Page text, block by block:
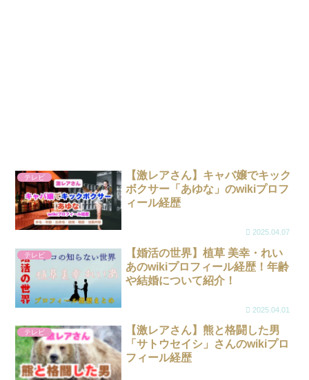
テレビ
【激レアさん】キャバ嬢でキック
ボクサー「あゆな」のwikiプロフ
ィール経歴
2025.04.07
テレビ
【婚活の世界】植草 美幸・れい
あのwikiプロフィール経歴！年齢
や結婚について紹介！
2025.04.01
テレビ
【激レアさん】熊と格闘した男
「サトウセイシ」さんのwikiプロ
フィール経歴